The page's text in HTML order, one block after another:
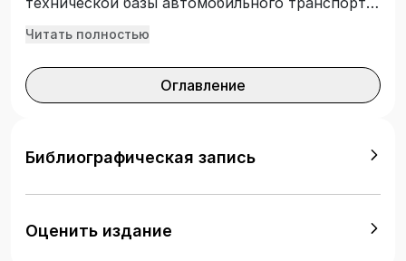
основы устройства и обслуживания
надёжности, безопасности и
работоспособности автотранспортных
требования к специалистам автомобильного
требований Федеральных государственных
образовательных стандартов среднего
профессионального образования. Учебное
Читать полностью
Оглавление
Библиографическая запись
Оценить издание